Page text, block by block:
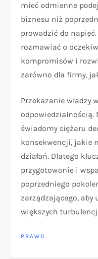
mieć odmienne
biznesu niż
prowadzić do
rozmawiać o
kompromisów i
zarówno dla firmy,
Przekazanie władzy
odpowiedzialnością.
świadomy ciężaru
konsekwencji, jakie
działań. Dlatego
przygotowanie i
poprzedniego
zarządzającego, aby
większych
PRAWO